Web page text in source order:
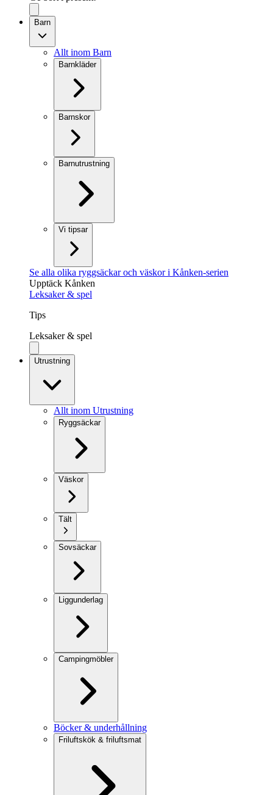
Barn
Allt inom Barn
Barnkläder
Barnskor
Barnutrustning
Vi tipsar
Se alla olika ryggsäckar och väskor i Kånken-serien
Upptäck Kånken
Leksaker & spel
Tips
Leksaker & spel
Utrustning
Allt inom Utrustning
Ryggsäckar
Väskor
Tält
Sovsäckar
Liggunderlag
Campingmöbler
Böcker & underhållning
Friluftskök & friluftsmat